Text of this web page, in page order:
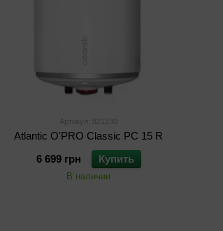
Артикул: 821230
Atlantic O'PRO Classic PC 15 R
6 699 грн
Купить
В наличии